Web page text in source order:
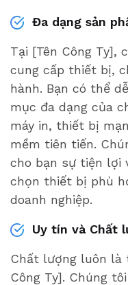
Đa dạng sản
Tại [Tên Công Ty],
cung cấp thiết bị,
hành. Bạn có thể
mục đa dạng của
máy in, thiết bị
mềm tiên tiến.
cho bạn sự tiện lợi
chọn thiết bị phù
doanh nghiệp.
Uy tín và Chất
Chất lượng luôn là
Công Ty]. Chúng